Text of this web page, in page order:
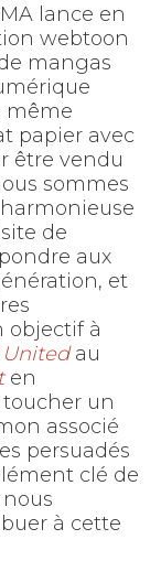
lance en
webtoon
mangas
même
papier avec
être vendu
sommes
de
aux
et
objectif à
Unitedau
en
un
associé
persuadés
clé de
nous
à cette